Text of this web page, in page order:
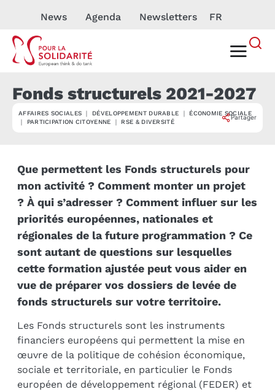
News Agenda Newsletters FR
Fonds structurels 2021-2027
CONSEIL
AFFAIRES SOCIALES ｜ DÉVELOPPEMENT DURABLE ｜ ÉCONOMIE SOCIALE
｜ PARTICIPATION CITOYENNE ｜ RSE & DIVERSITÉ
Partager
Que permettent les Fonds structurels pour
mon activité ? Comment monter un projet
? À qui s’adresser ? Comment influer sur les
priorités européennes, nationales et
régionales de la future programmation ? Ce
sont autant de questions sur lesquelles
cette formation ajustée peut vous aider en
vue de préparer vos dossiers de levée de
fonds structurels sur votre territoire.
Les Fonds structurels sont les instruments
financiers européens qui permettent la mise en
œuvre de la politique de cohésion économique,
sociale et territoriale, en particulier le Fonds
européen de développement régional (FEDER) et